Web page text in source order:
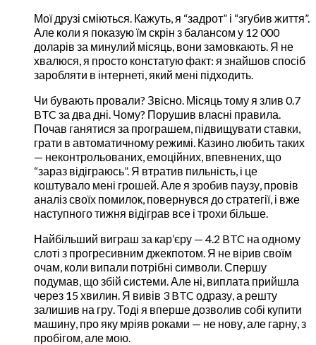
Мої друзі сміються. Кажуть, я “задрот” і “згубив життя”.
Але коли я показую їм скрін з балансом у 12 000
доларів за минулий місяць, вони замовкають. Я не
хвалюся, я просто констатую факт: я знайшов спосіб
заробляти в інтернеті, який мені підходить.
Чи бувають провали? Звісно. Місяць тому я злив 0.7
BTC за два дні. Чому? Порушив власні правила.
Почав ганятися за програшем, підвищувати ставки,
грати в автоматичному режимі. Казино любить таких
— неконтрольованих, емоційних, впевнених, що
“зараз відіграюсь”. Я втратив пильність, і це
коштувало мені грошей. Але я зробив паузу, провів
аналіз своїх помилок, повернувся до стратегії, і вже
наступного тижня відіграв все і трохи більше.
Найбільший виграш за кар’єру — 4.2 BTC на одному
слоті з прогресивним джекпотом. Я не вірив своїм
очам, коли випали потрібні символи. Спершу
подумав, що збій системи. Але ні, виплата прийшла
через 15 хвилин. Я вивів 3 BTC одразу, а решту
залишив на гру. Тоді я вперше дозволив собі купити
машину, про яку мріяв роками — не нову, але гарну, з
пробігом, але мою.